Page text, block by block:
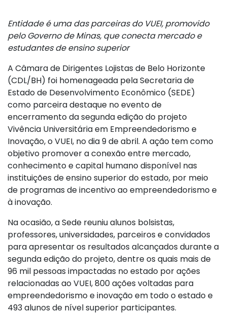
Entidade é uma das parceiras do VUEI, promovido
pelo Governo de Minas, que conecta mercado e
estudantes de ensino superior
A Câmara de Dirigentes Lojistas de Belo Horizonte
(CDL/BH) foi homenageada pela Secretaria de
Estado de Desenvolvimento Econômico (SEDE)
como parceira destaque no evento de
encerramento da segunda edição do projeto
Vivência Universitária em Empreendedorismo e
Inovação, o VUEI, no dia 9 de abril. A ação tem como
objetivo promover a conexão entre mercado,
conhecimento e capital humano disponível nas
instituições de ensino superior do estado, por meio
de programas de incentivo ao empreendedorismo e
à inovação.
Na ocasião, a Sede reuniu alunos bolsistas,
professores, universidades, parceiros e convidados
para apresentar os resultados alcançados durante a
segunda edição do projeto, dentre os quais mais de
96 mil pessoas impactadas no estado por ações
relacionadas ao VUEI, 800 ações voltadas para
empreendedorismo e inovação em todo o estado e
493 alunos de nível superior participantes.